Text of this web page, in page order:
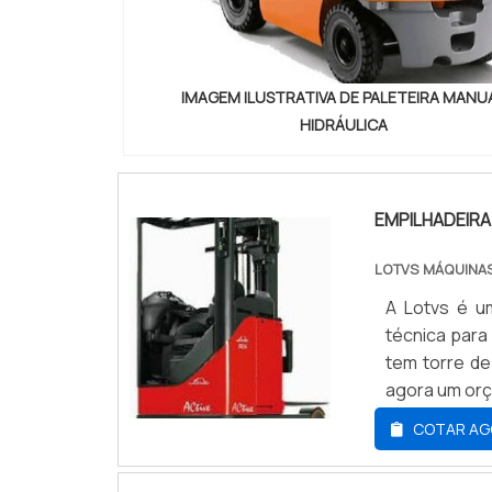
que entrega
atuação;
pagamento
buscada
oferece
serviços,
fatores,
entrega
IMAGEM ILUSTRATIVA DE PALETEIRA
HIDRÁULICA
LOTVS
A Lotvs é
técnica para
tem torre
agora um
COTAR